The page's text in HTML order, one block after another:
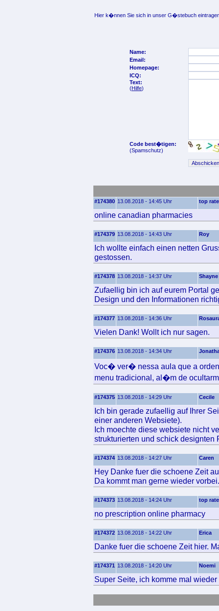
Hier k�nnen Sie sich in unser G�stebuch
Name:
Email:
Homepage:
ICQ:
Text:
(Hilfe)
Code best�tigen:
(Spamschutz)
#174380 13.08.2018 - 14:45 Uhr top
online canadian pharmacies
#174379 13.08.2018 - 14:43 Uhr Roy
Ich wollte einfach einen netten
gestossen.
#174378 13.08.2018 - 14:37 Uhr Shayne
Zufaellig bin ich auf eurem Portal
Design und den Informationen
#174377 13.08.2018 - 14:36 Uhr
Vielen Dank! Wollt ich nur sagen.
#174376 13.08.2018 - 14:34 Uhr
Voc� ver� nessa aula que a
menu tradicional, al�m de
#174375 13.08.2018 - 14:29 Uhr Cecile
Ich bin gerade zufaellig auf Ihrer
einer anderen Websiete).
Ich moechte diese websiete nicht
strukturierten und schick designten
#174374 13.08.2018 - 14:27 Uhr Caren
Hey Danke fuer die schoene Zeit
Da kommt man gerne wieder vorbei.
#174373 13.08.2018 - 14:24 Uhr top
no prescription online pharmacy
#174372 13.08.2018 - 14:22 Uhr Erica
Danke fuer die schoene Zeit hier.
#174371 13.08.2018 - 14:20 Uhr Noemi
Super Seite, ich komme mal wieder